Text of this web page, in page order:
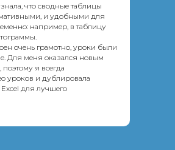
что сводные таблицы
и удобными для
например, в таблицу
очень грамотно, уроки были
Для меня оказался новым
поэтому я всегда
уроков и дублировала
Excel для лучшего